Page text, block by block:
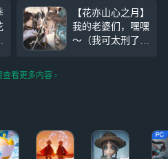
水就在那一瞬间决堤，好像
我再哭大声一点，他就能好
起来 只是想着，如果可以，
用我的腿换他的腿，用我的
【花亦山心之月】
我的老婆们，嘿嘿
～（我可太刑了，
查看更多内容